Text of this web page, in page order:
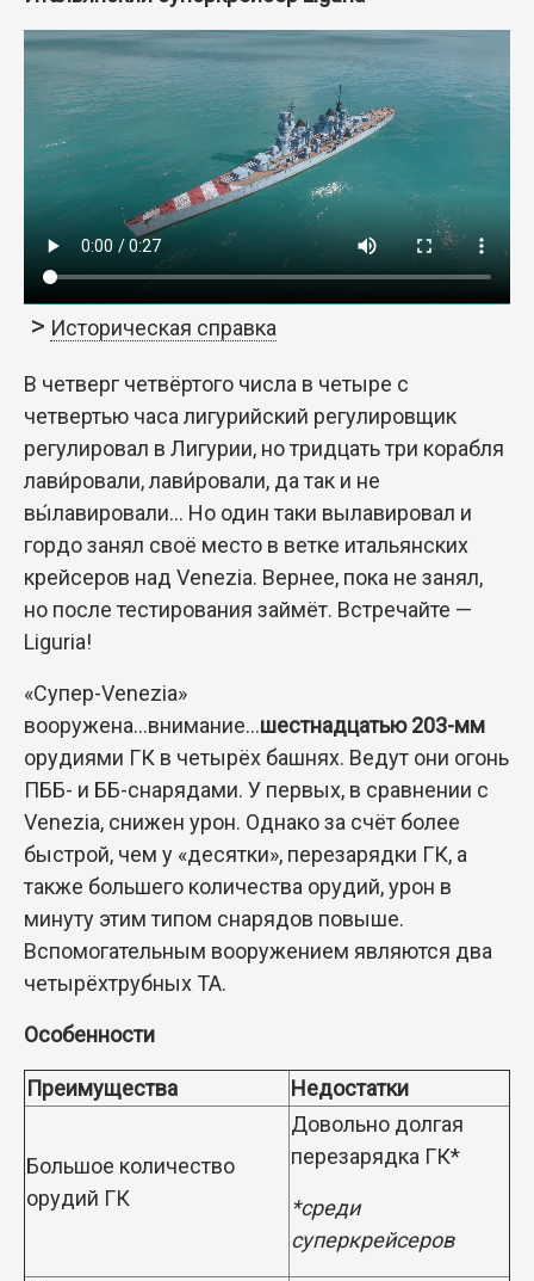
Историческая справка
В четверг четвёртого числа в четыре с
четвертью часа лигурийский регулировщик
регулировал в Лигурии, но тридцать три корабля
лави́ровали, лави́ровали, да так и не
вы́лавировали... Но один таки вылавировал и
гордо занял своё место в ветке итальянских
крейсеров над Venezia. Вернее, пока не занял,
но после тестирования займёт. Встречайте —
Liguria!
«Супер-Venezia»
вооружена...внимание...шестнадцатью 203-мм
орудиями ГК в четырёх башнях. Ведут они огонь
ПББ- и ББ-снарядами. У первых, в сравнении с
Venezia, снижен урон. Однако за счёт более
быстрой, чем у «десятки», перезарядки ГК, а
также большего количества орудий, урон в
минуту этим типом снарядов повыше.
Вспомогательным вооружением являются два
четырёхтрубных ТА.
Особенности
Преимущества Недостатки
Большое количество
орудий ГК
Довольно долгая
перезарядка ГК*
*среди
суперкрейсеров